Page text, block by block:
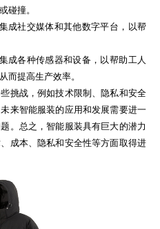
碰撞。
成社交媒体和其他数字平台，以帮
成各种传感器和设备，以帮助工人
而提高生产效率。
挑战，例如技术限制、隐私和安全
来智能服装的应用和发展需要进一
。总之，智能服装具有巨大的潜力
成本、隐私和安全性等方面取得进